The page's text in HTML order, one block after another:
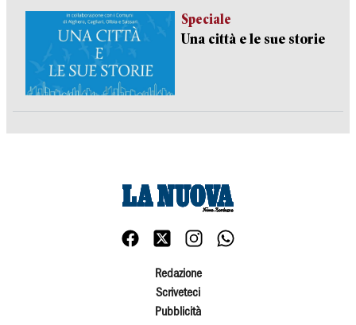
Speciale
Una città e le sue storie
Redazione
Scriveteci
Pubblicità